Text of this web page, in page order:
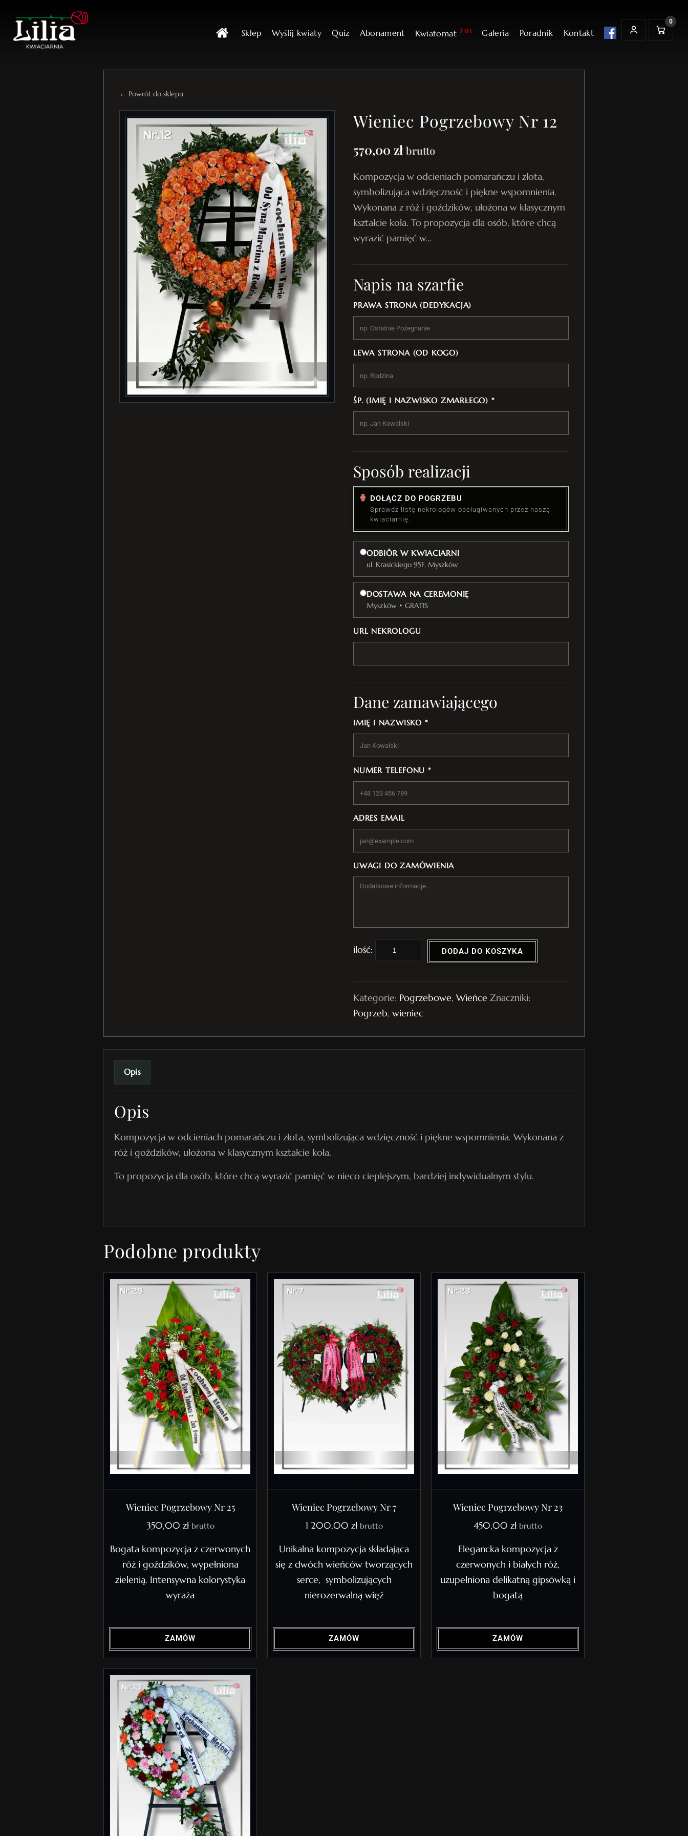
Sklep Wyślij kwiaty Quiz Abonament Kwiatomat 24H Galeria Poradnik Kontakt MOJE KONTO
0
K
o
← Powrót do sklepu
Wieniec Pogrzebowy Nr 12
570,00 zł brutto
Kompozycja w odcieniach pomarańczu i złota,
symbolizująca wdzięczność i piękne wspomnienia.
Wykonana z róż i goździków, ułożona w klasycznym
kształcie koła. To propozycja dla osób, które chcą
wyrazić pamięć w…
Napis na szarfie
PRAWA STRONA (DEDYKACJA)
LEWA STRONA (OD KOGO)
ŚP. (IMIĘ I NAZWISKO ZMARŁEGO) *
Sposób realizacji
DOŁĄCZ DO POGRZEBU
Sprawdź listę nekrologów obsługiwanych przez naszą
kwiaciarnię.
ODBIÓR W KWIACIARNI
ul. Krasickiego 95F, Myszków
DOSTAWA NA CEREMONIĘ
Myszków • GRATIS
URL NEKROLOGU
Dane zamawiającego
IMIĘ I NAZWISKO *
NUMER TELEFONU *
ADRES EMAIL
UWAGI DO ZAMÓWIENIA
l
i
P
r
b
N
r
2
DODAJ DO KOSZYKA
Kategorie: Pogrzebowe, Wieńce Znaczniki:
Pogrzeb, wieniec
Opis
Opis
Kompozycja w odcieniach pomarańczu i złota, symbolizująca wdzięczność i piękne wspomnienia. Wykonana z
róż i goździków, ułożona w klasycznym kształcie koła.
To propozycja dla osób, które chcą wyrazić pamięć w nieco cieplejszym, bardziej indywidualnym stylu.
Podobne produkty
Wieniec Pogrzebowy Nr 25
350,00 zł brutto
Bogata kompozycja z czerwonych
róż i goździków, wypełniona
zielenią. Intensywna kolorystyka
wyraża
ZAMÓW
Wieniec Pogrzebowy Nr 7
1 200,00 zł brutto
Unikalna kompozycja składająca
się z dwóch wieńców tworzących
serce, symbolizujących
nierozerwalną więź
ZAMÓW
Wieniec Pogrzebowy Nr 23
450,00 zł brutto
Elegancka kompozycja z
czerwonych i białych róż,
uzupełniona delikatną gipsówką i
bogatą
ZAMÓW